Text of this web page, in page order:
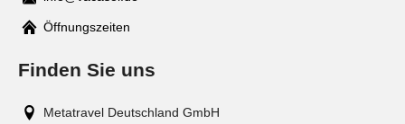
Mail
Öffnungszeiten
Finden Sie uns
Metatravel Deutschland GmbH